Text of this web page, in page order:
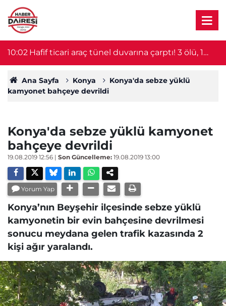
10:02 Hafif ticari araç tünel duvarına çarptı! 3 ölü, 1
yaralı
Ana Sayfa Konya
Konya'da sebze yüklü
kamyonet bahçeye devrildi
Konya'da sebze yüklü kamyonet
bahçeye devrildi
19.08.2019 12:56 | Son Güncelleme: 19.08.2019 13:00
Yorum Yap
Konya’nın Beyşehir ilçesinde sebze yüklü
kamyonetin bir evin bahçesine devrilmesi
sonucu meydana gelen trafik kazasında 2
kişi ağır yaralandı.